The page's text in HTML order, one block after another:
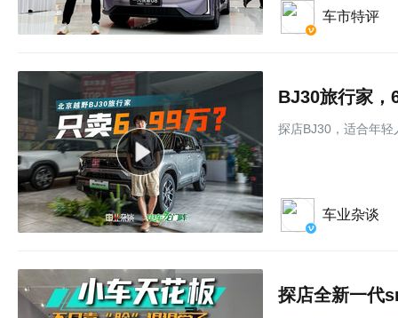
车市特评
BJ30旅行家，
探店BJ30，适合年轻
车业杂谈